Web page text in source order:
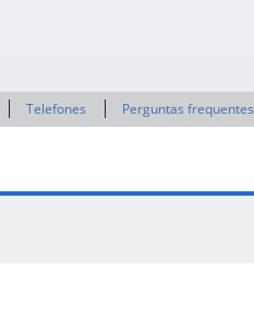
Telefones Perguntas frequentes